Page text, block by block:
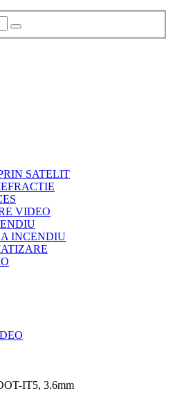
SATELIT
VIDEO
INCENDIU
IT5, 3.6mm